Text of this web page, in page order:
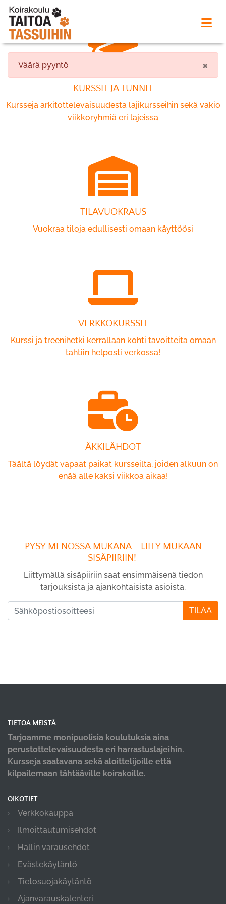
×
Väärä pyyntö
KURSSIT JA TUNNIT
Kursseja arkitottelevaisuudesta lajikursseihin sekä vakio
viikkoryhmiä eri lajeissa
TILAVUOKRAUS
Vuokraa tiloja edullisesti omaan käyttöösi
VERKKOKURSSIT
Kurssi ja treenihetki kerrallaan kohti tavoitteita omaan
tahtiin helposti verkossa!
ÄKKILÄHDOT
Täältä löydät vapaat paikat kursseilta, joiden alkuun on
enää alle kaksi viikkoa aikaa!
PYSY MENOSSA MUKANA - LIITY MUKAAN
SISÄPIIRIIN!
Liittymällä sisäpiiriin saat ensimmäisenä tiedon
tarjouksista ja ajankohtaisista asioista.
TILAA
TIETOA MEISTÄ
Tarjoamme monipuolisia koulutuksia aina
perustottelevaisuudesta eri harrastuslajeihin.
Kursseja saatavana sekä aloittelijoille että
kilpailemaan tähtääville koirakoille.
OIKOTIET
Verkkokauppa
Ilmoittautumisehdot
Hallin varausehdot
Evästekäytäntö
Tietosuojakäytäntö
Ajanvarauskalenteri